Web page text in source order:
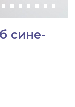
сине-